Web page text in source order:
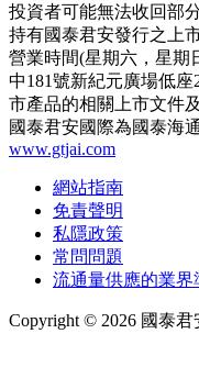
投資者可能無法收回部
持有國泰君安發行之上
營業時間(星期六，星期
中181號新紀元廣場低
市產品的相關上市文件
國泰君安國際為國泰海
www.gtjai.com
網站指南
免責聲明
私隱政策
常問問題
流通量供應的業界
Copyright © 2026 國泰